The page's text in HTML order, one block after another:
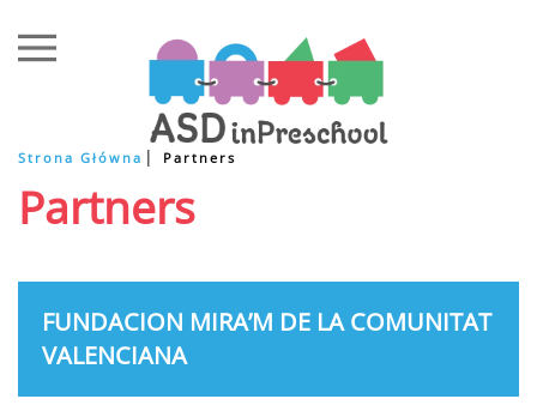
Przejdź do treści głównej
Strona Główna Partners
Partners
FUNDACION MIRA’M DE LA COMUNITAT
VALENCIANA